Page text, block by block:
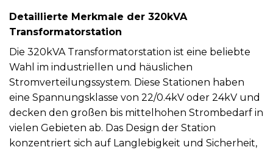
Detaillierte Merkmale der 320kVA
Transformatorstation
Die 320kVA Transformatorstation ist eine beliebte
Wahl im industriellen und häuslichen
Stromverteilungssystem. Diese Stationen haben
eine Spannungsklasse von 22/0.4kV oder 24kV und
decken den großen bis mittelhohen Strombedarf in
vielen Gebieten ab. Das Design der Station
konzentriert sich auf Langlebigkeit und Sicherheit,